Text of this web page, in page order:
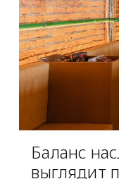
Баланс
выглядит